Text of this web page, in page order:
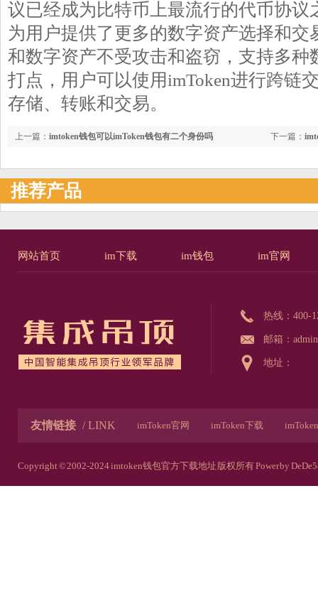
议已经成为比特币上最流行的代币协议
为用户提供了更多的数字资产选择和
和数字资产不受攻击和盗窃，支持多种
打点，用户可以使用imToken进行跨链
存储、转账和交易。
下一篇：
上一篇： imtoken钱包可以imToken钱包有二个身份吗
推荐产品
网站首页 im下载 im钱包 im官网
热线： 400-
邮箱：
地址：
友情链接 / LINK imToken官网 imToken下载
imToken安卓官网 imToken下载链接
Copyright © 2002-2024 imtoken钱包官方下载地址 版权所有Power by